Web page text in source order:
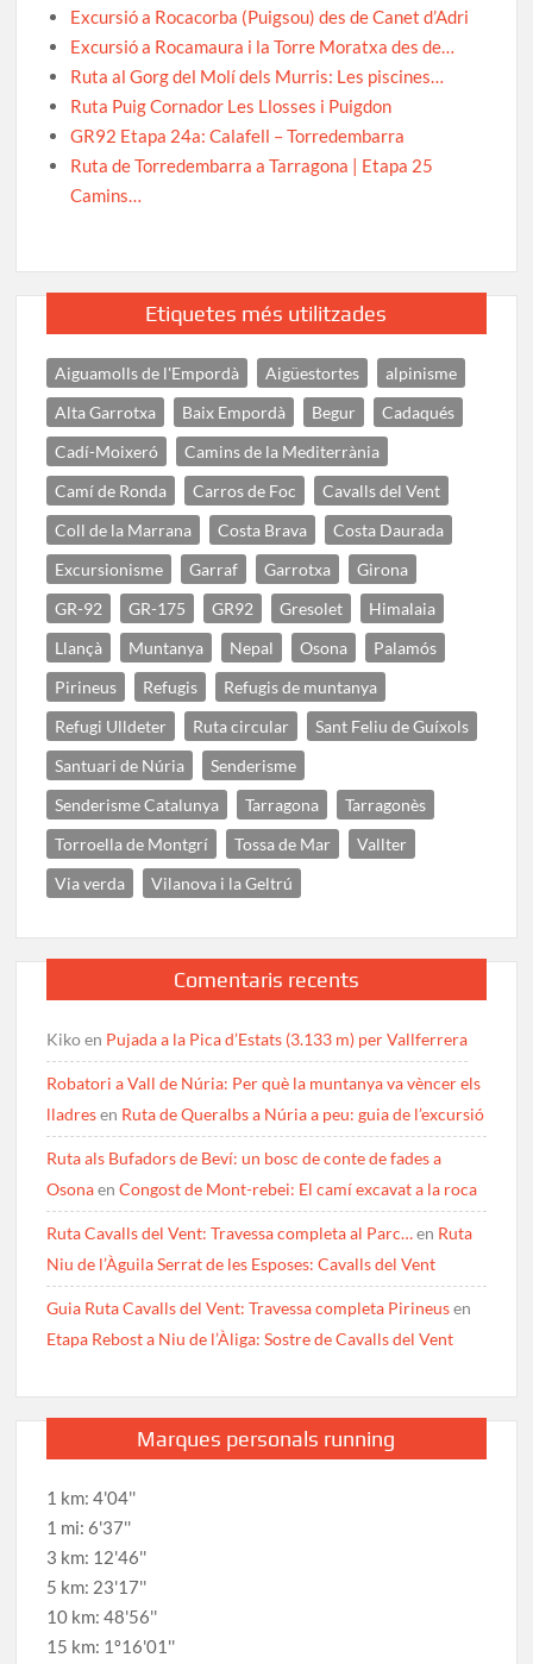
Excursió a Rocacorba (Puigsou) des de Canet d’Adri
Excursió a Rocamaura i la Torre Moratxa des de…
Ruta al Gorg del Molí dels Murris: Les piscines…
Ruta Puig Cornador Les Llosses i Puigdon
GR92 Etapa 24a: Calafell – Torredembarra
Ruta de Torredembarra a Tarragona | Etapa 25
Camins…
Etiquetes més utilitzades
Aiguamolls de l'Empordà Aigüestortes
alpinisme
Alta Garrotxa
Baix Empordà Begur
Cadaqués
Cadí-Moixeró
Camins de la Mediterrània
Camí de Ronda
Carros de Foc
Cavalls del Vent
Coll de la Marrana
Costa Brava
Costa Daurada
Excursionisme
Garraf Garrotxa
Girona
GR-92
GR-175 GR92 Gresolet
Himalaia
Llançà
Muntanya Nepal Osona
Palamós
Pirineus
Refugis
Refugis de muntanya
Refugi Ulldeter
Ruta circular
Sant Feliu de Guíxols
Santuari de Núria
Senderisme
Senderisme Catalunya
Tarragona
Tarragonès
Torroella de Montgrí
Tossa de Mar
Vallter
Via verda
Vilanova i la Geltrú
Comentaris recents
Kikoen Pujada a la Pica d’Estats (3.133 m) per Vallferrera
Robatori a Vall de Núria: Per què la muntanya va vèncer els
lladresen Ruta de Queralbs a Núria a peu: guia de l’excursió
Ruta als Bufadors de Beví: un bosc de conte de fades a
OsonaenCongost de Mont-rebei: El camí excavat a la roca
Ruta Cavalls del Vent: Travessa completa al Parc…en Ruta
Niu de l’Àguila Serrat de les Esposes: Cavalls del Vent
Guia Ruta Cavalls del Vent: Travessa completa Pirineusen
Etapa Rebost a Niu de l’Àliga: Sostre de Cavalls del Vent
Marques personals running
1 km: 4'04''
1 mi: 6'37''
3 km: 12'46''
5 km: 23'17''
10 km: 48'56''
15 km: 1º16'01''